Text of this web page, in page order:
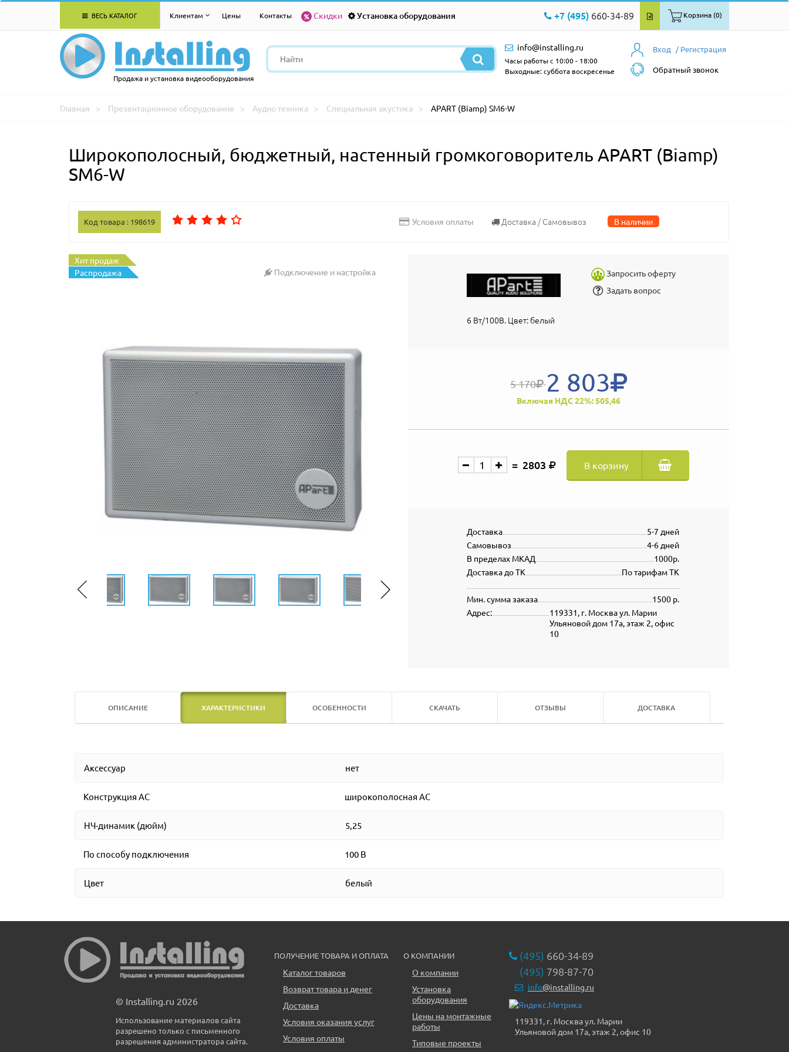
ВЕСЬ КАТАЛОГ Клиентам Цены Контакты Скидки Установка оборудования +7 (495) 660-34-89 Корзина (0)
Продажа и установка видеооборудования
Вход / Регистрация
Обратный звонок
info@installing.ru
Часы работы с 10:00 - 18:00
Выходные: суббота воскресенье
Главная Презентационное оборудование Аудио техника Специальная акустика APART (Biamp) SM6-W
Широкополосный, бюджетный, настенный громкоговоритель APART (Biamp)
SM6-W
Код товара : 198619 Условия оплаты Доставка / Самовывоз В наличии
Хит продаж
Распродажа
Подключение и настройка
Запросить оферту
Задать вопрос
6 Вт/100В. Цвет: белый
5 170 2 803
Включая НДС 22%: 505,46
2803 В корзину
5-7 дней
Доставка
4-6 дней
Самовывоз
1000р.
В пределах МКАД
По тарифам ТК
Доставка до ТК
1500 р.
Мин. сумма заказа
119331, г. Москва ул. Марии
Ульяновой дом 17а, этаж 2, офис
10
Адрес:
ОПИСАНИЕ ХАРАКТЕРИСТИКИ ОСОБЕННОСТИ СКАЧАТЬ ОТЗЫВЫ ДОСТАВКА
Аксессуар нет
Конструкция АС широкополосная АС
НЧ-динамик (дюйм) 5,25
По способу подключения 100 В
Цвет белый
© Installing.ru 2026
Использование материалов сайта
разрешено только с письменного
разрешения администратора сайта.
ПОЛУЧЕНИЕ ТОВАРА И ОПЛАТА
Каталог товаров
Возврат товара и денег
Доставка
Условия оказания услуг
Условия оплаты
О КОМПАНИИ
О компании
Установка
оборудования
Цены на монтажные
работы
Типовые проекты
(495) 660-34-89
(495) 798-87-70
info@installing.ru
119331, г. Москва ул. Марии
Ульяновой дом 17а, этаж 2, офис 10